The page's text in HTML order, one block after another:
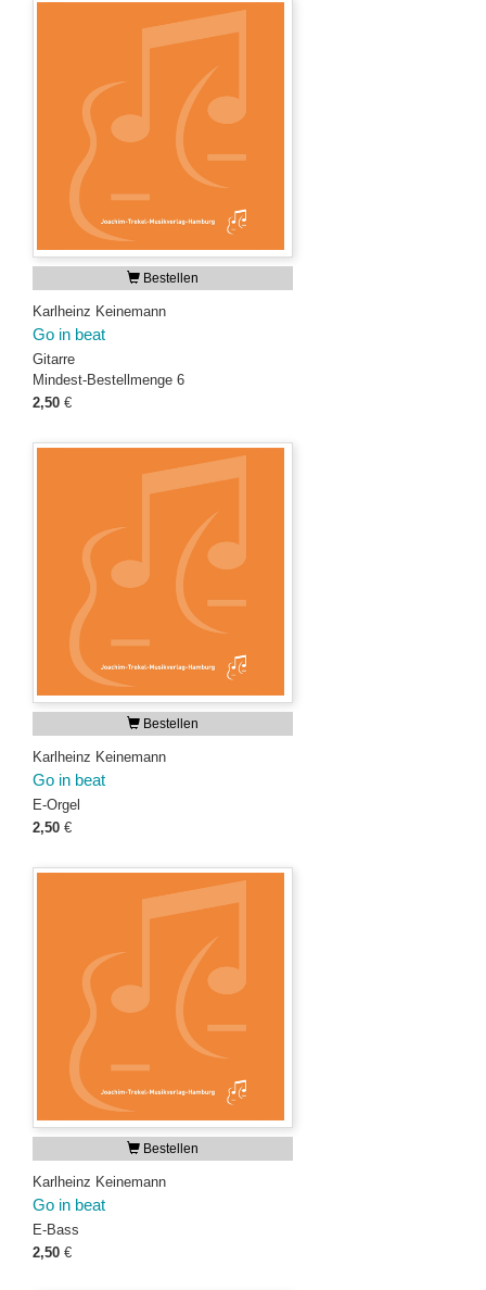
Bestellen
Karlheinz Keinemann
Go in beat
Gitarre
Mindest-Bestellmenge 6
2,50 €
Bestellen
Karlheinz Keinemann
Go in beat
E-Orgel
2,50 €
Bestellen
Karlheinz Keinemann
Go in beat
E-Bass
2,50 €